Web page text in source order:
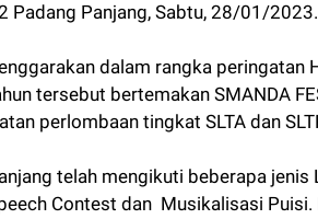
Padang Panjang, Sabtu, 28/01/2023.
dalam rangka peringatan
tersebut bertemakan SMANDA
perlombaan tingkat SLTA dan
telah mengikuti beberapa
Contest dan Musikalisasi